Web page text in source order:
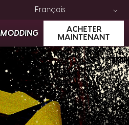
Français
MODDING
ACHETER
MAINTENANT